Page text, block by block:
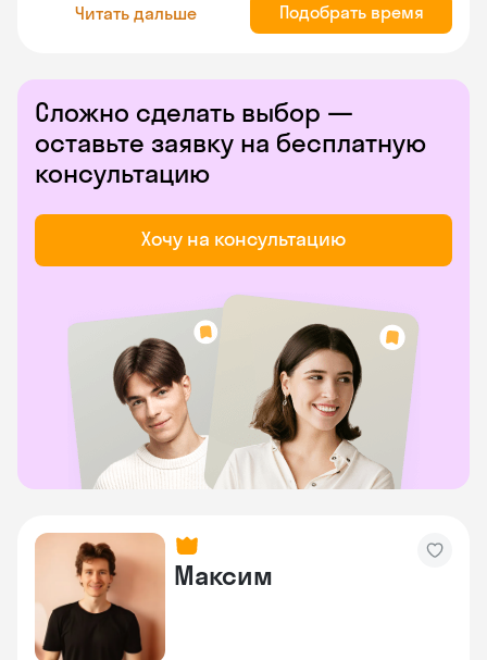
Читать дальше Подобрать время
Сложно сделать выбор —
оставьте заявку на бесплатную
консультацию
Хочу на консультацию
Максим